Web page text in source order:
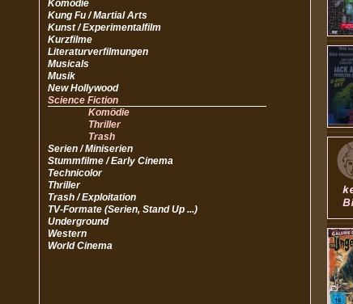
Komödie
Kung Fu / Martial Arts
Kunst / Experimentalfilm
Kurzfilme
Literaturverfilmungen
Musicals
Musik
New Hollywood
Science Fiction
Komödie
Thriller
Trash
Serien / Miniserien
Stummfilme / Early Cinema
Technicolor
Thriller
Trash / Exploitation
TV-Formate (Serien, Stand Up ...)
Underground
Western
World Cinema